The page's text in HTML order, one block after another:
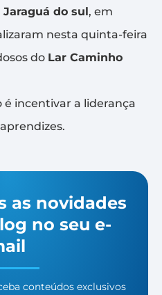
Jaraguá do sul, em
nesta quinta-feira
do Lar Caminho
incentivar a liderança
as novidades
no seu e-
conteúdos exclusivos